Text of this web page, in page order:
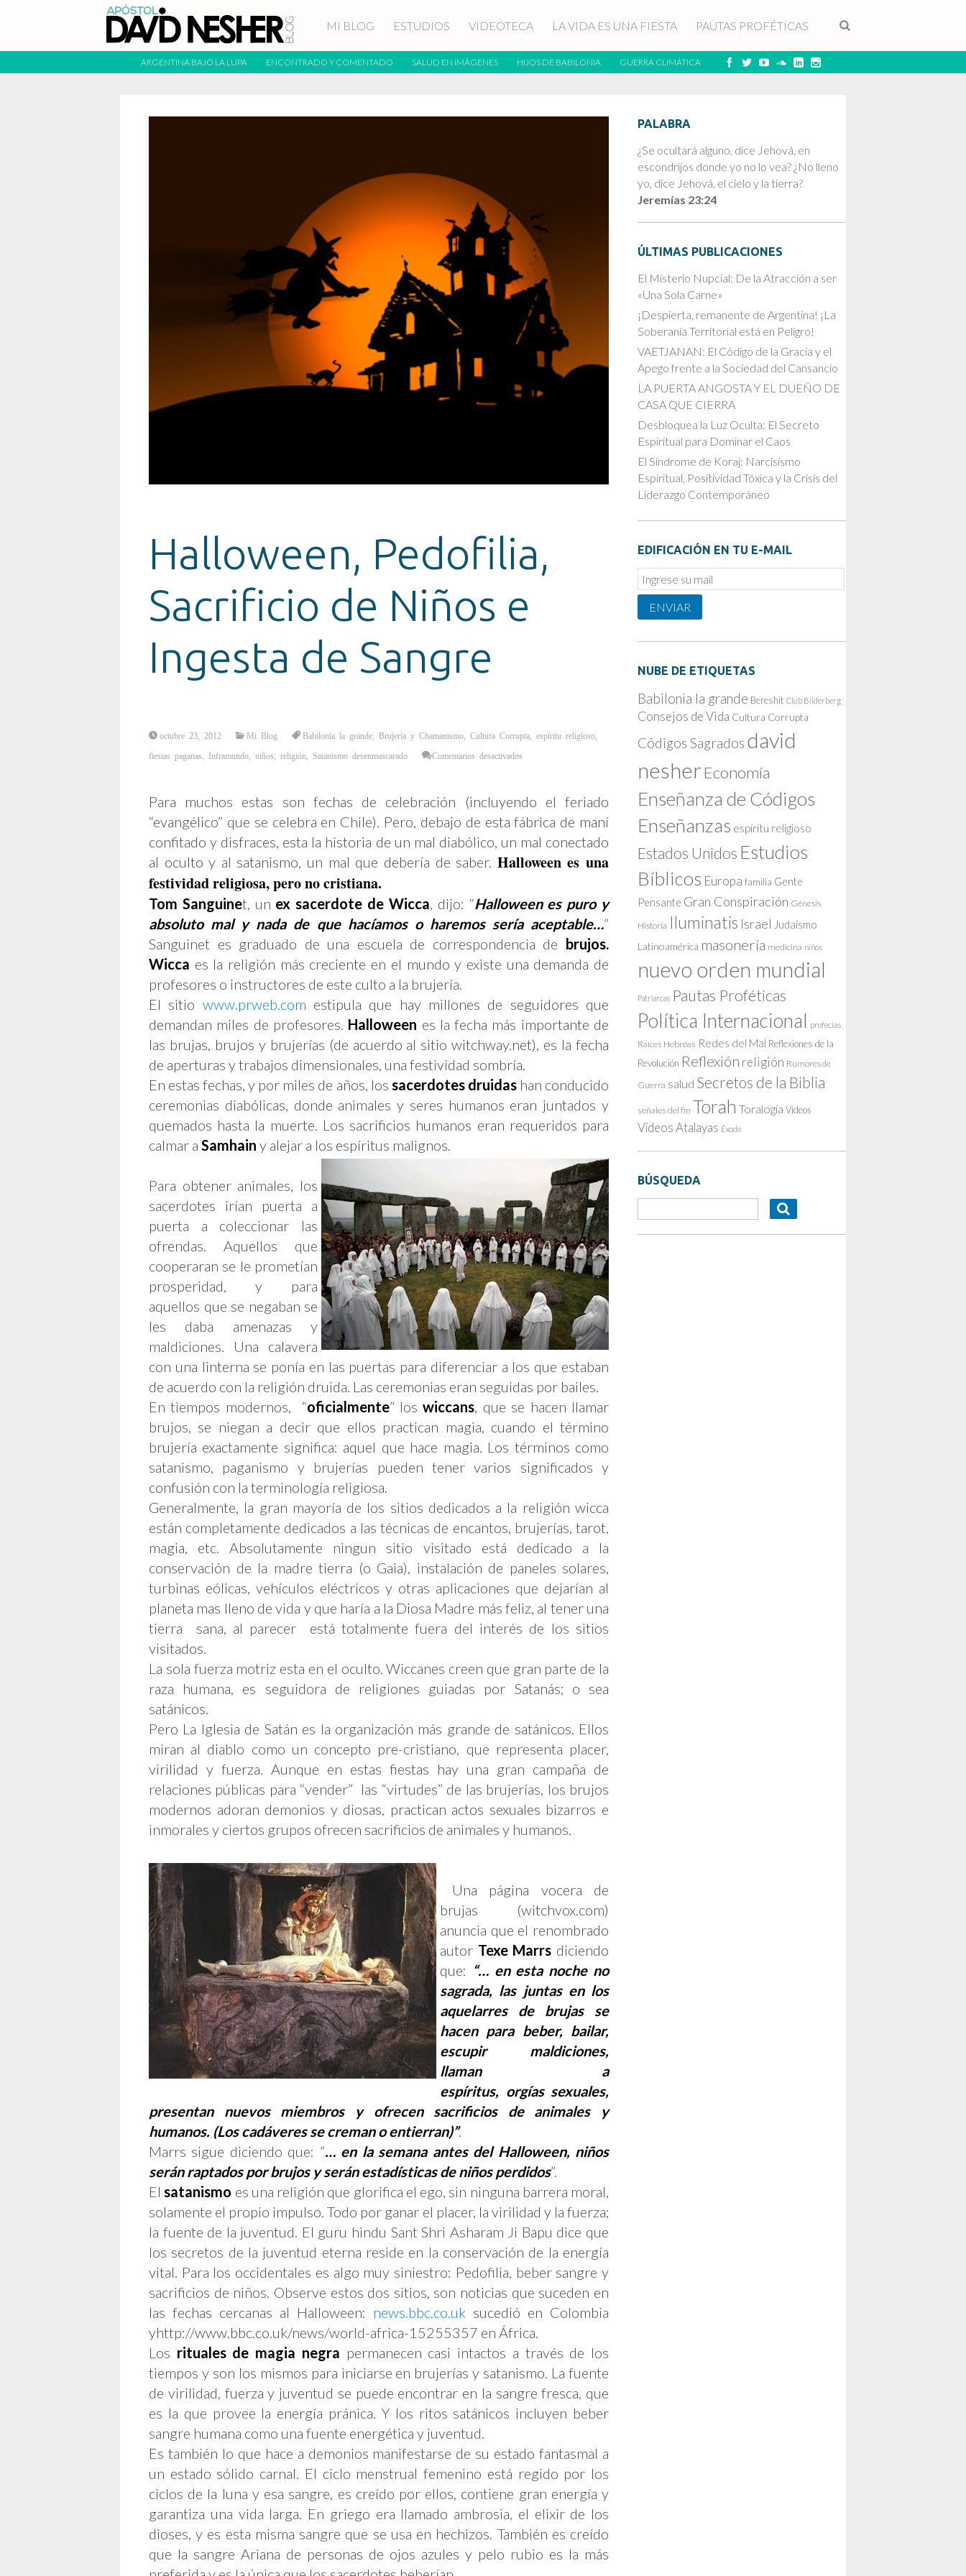
MI BLOG ESTUDIOS VIDEOTECA LA VIDA ES UNA FIESTA PAUTAS PROFÉTICAS
ARGENTINA BAJO LA LUPA ENCONTRADO Y COMENTADO SALUD EN IMÁGENES HIJOS DE BABILONIA GUERRA CLIMÁTICA
Halloween, Pedofilia,
Sacrificio de Niños e
Ingesta de Sangre
octubre 23, 2012 Mi Blog Babilonia la grande Brujería y Chamanismo Cultura Corrupta espíritu religioso
fiestas paganas Inframundo niños religión Satanismo desenmascarado Comentarios desactivados
e
Ingesta
de
Sangre
Para muchos estas son fechas de celebración (incluyendo el feriado
“evangélico” que se celebra en Chile). Pero, debajo de esta fábrica de maní
confitado y disfraces, esta la historia de un mal diabólico, un mal conectado
al oculto y al satanismo, un mal que debería de saber. Halloween es una
festividad religiosa, pero no cristiana.
Tom Sanguinet, un ex sacerdote de Wicca, dijo: “Halloween es puro y
absoluto mal y nada de que hacíamos o haremos sería aceptable…”
Sanguinet es graduado de una escuela de correspondencia de brujos.
Wicca es la religión más creciente en el mundo y existe una demanda de
profesores o instructores de este culto a la brujería.
El sitio www.prweb.com estipula que hay millones de seguidores que
demandan miles de profesores. Halloween es la fecha más importante de
las brujas, brujos y brujerías (de acuerdo al sitio witchway.net), es la fecha
de aperturas y trabajos dimensionales, una festividad sombría.
En estas fechas, y por miles de años, los sacerdotes druidashan conducido
ceremonias diabólicas, donde animales y seres humanos eran juntados y
quemados hasta la muerte. Los sacrificios humanos eran requeridos para
calmar a Samhain y alejar a los espíritus malignos.
Para obtener animales, los
sacerdotes irían puerta a
puerta a coleccionar las
ofrendas. Aquellos que
cooperaran se le prometían
prosperidad, y para
aquellos que se negaban se
les daba amenazas y
maldiciones. Una calavera
con una linterna se ponía en las puertas para diferenciar a los que estaban
de acuerdo con la religión druida. Las ceremonias eran seguidas por bailes.
En tiempos modernos, “oficialmente” loswiccans, que se hacen llamar
brujos, se niegan a decir que ellos practican magia, cuando el término
brujería exactamente significa: aquel que hace magia. Los términos como
satanismo, paganismo y brujerías pueden tener varios significados y
confusión con la terminología religiosa.
Generalmente, la gran mayoría de los sitios dedicados a la religión wicca
están completamente dedicados a las técnicas de encantos, brujerías, tarot,
magia, etc. Absolutamente ningun sitio visitado está dedicado a la
conservación de la madre tierra (o Gaia), instalación de paneles solares,
turbinas eólicas, vehículos eléctricos y otras aplicaciones que dejarían al
planeta mas lleno de vida y que haría a la Diosa Madre más feliz, al tener una
tierra sana, al parecer está totalmente fuera del interés de los sitios
visitados.
La sola fuerza motriz esta en el oculto. Wiccanes creen que gran parte de la
raza humana, es seguidora de religiones guiadas por Satanás; o sea
satánicos.
Pero La Iglesia de Satán es la organización más grande de satánicos. Ellos
miran al diablo como un concepto pre-cristiano, que representa placer,
virilidad y fuerza. Aunque en estas fiestas hay una gran campaña de
relaciones públicas para “vender” las “virtudes” de las brujerías, los brujos
modernos adoran demonios y diosas, practican actos sexuales bizarros e
inmorales y ciertos grupos ofrecen sacrificios de animales y humanos.
Una página vocera de
brujas (witchvox.com)
anuncia que el renombrado
autor Texe Marrs diciendo
que: “… en esta noche no
sagrada, las juntas en los
aquelarres de brujas se
hacen para beber, bailar,
escupir maldiciones,
llaman a
espíritus, orgías sexuales,
presentan nuevos miembros y ofrecen sacrificios de animales y
humanos. (Los cadáveres se creman o entierran)”.
Marrs sigue diciendo que: ”… en la semana antes del Halloween, niños
serán raptados por brujos y serán estadísticas de niños perdidos”.
Elsatanismo es una religión que glorifica el ego, sin ninguna barrera moral,
solamente el propio impulso. Todo por ganar el placer, la virilidad y la fuerza;
la fuente de la juventud. El guru hindu Sant Shri Asharam Ji Bapu dice que
los secretos de la juventud eterna reside en la conservación de la energía
vital. Para los occidentales es algo muy siniestro: Pedofilia, beber sangre y
sacrificios de niños. Observe estos dos sitios, son noticias que suceden en
las fechas cercanas al Halloween: news.bbc.co.uk sucedió en Colombia
yhttp://www.bbc.co.uk/news/world-africa-15255357 en África.
Los rituales de magia negra permanecen casi intactos a través de los
tiempos y son los mismos para iniciarse en brujerías y satanismo. La fuente
de virilidad, fuerza y juventud se puede encontrar en la sangre fresca, que
es la que provee la energía pránica. Y los ritos satánicos incluyen beber
sangre humana como una fuente energética y juventud.
Es también lo que hace a demonios manifestarse de su estado fantasmal a
un estado sólido carnal. El ciclo menstrual femenino está regido por los
ciclos de la luna y esa sangre, es creído por ellos, contiene gran energía y
garantiza una vida larga. En griego era llamado ambrosia, el elixir de los
dioses, y es esta misma sangre que se usa en hechizos. También es creído
que la sangre Ariana de personas de ojos azules y pelo rubio es la más
PALABRA
¿Se ocultará alguno, dice Jehová, en
escondrijos donde yo no lo vea? ¿No lleno
yo, dice Jehová, el cielo y la tierra?
Jeremías 23:24
ÚLTIMAS PUBLICACIONES
El Misterio Nupcial: De la Atracción a ser
«Una Sola Carne»
¡Despierta, remanente de Argentina! ¡La
Soberanía Territorial está en Peligro!
VAETJANAN: El Código de la Gracia y el
Apego frente a la Sociedad del Cansancio
LA PUERTA ANGOSTA Y EL DUEÑO DE
CASA QUE CIERRA
Desbloquea la Luz Oculta: El Secreto
Espiritual para Dominar el Caos
El Síndrome de Koraj: Narcisismo
Espiritual, Positividad Tóxica y la Crisis del
Liderazgo Contemporáneo
EDIFICACIÓN EN TU E-MAIL
Email
Subscription
ENVIAR
NUBE DE ETIQUETAS
Babilonia la grande Bereshit Club Bilderberg
Consejos de Vida Cultura Corrupta
Códigos Sagrados david
nesher Economía
Enseñanza de Códigos
Enseñanzas espíritu religioso
Estados Unidos Estudios
Bíblicos Europa familia Gente
Pensante Gran Conspiración Génesis
Historia Iluminatis Israel Judaísmo
Latinoamérica masonería medicina niños
nuevo orden mundial
Patriarcas Pautas Proféticas
Política Internacional profecías
Raíces Hebreas Redes del Mal Reflexiones de la
Revolución Reflexión religión Rumores de
Guerra salud Secretos de la Biblia
señales del fin Torah Toralogía Videos
Videos Atalayas Éxodo
BÚSQUEDA